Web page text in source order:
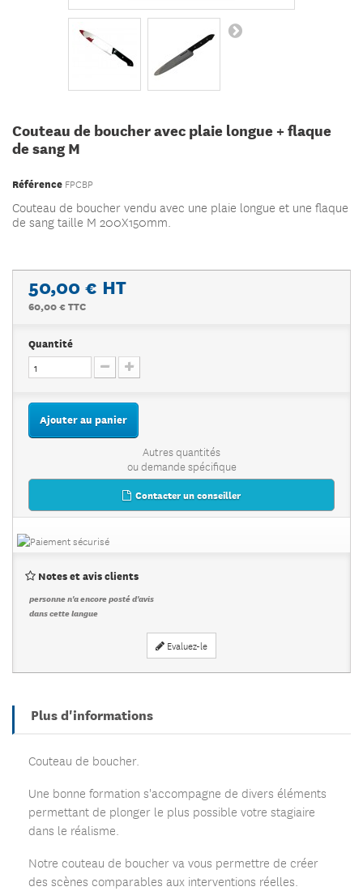
Couteau de boucher avec plaie longue + flaque
de sang M
Référence FPCBP
Couteau de boucher vendu avec une plaie longue et une flaque
de sang taille M 200X150mm.
50,00 € HT
60,00 € TTC
Quantité
Ajouter au panier
Autres quantités
ou demande spécifique
Contacter un conseiller
Notes et avis clients
personne n'a encore posté d'avis
dans cette langue
Evaluez-le
Plus d'informations
Couteau de boucher.
Une bonne formation s'accompagne de divers éléments
permettant de plonger le plus possible votre stagiaire
dans le réalisme.
Notre couteau de boucher va vous permettre de créer
des scènes comparables aux interventions réelles.